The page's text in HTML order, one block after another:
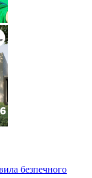
безпечного